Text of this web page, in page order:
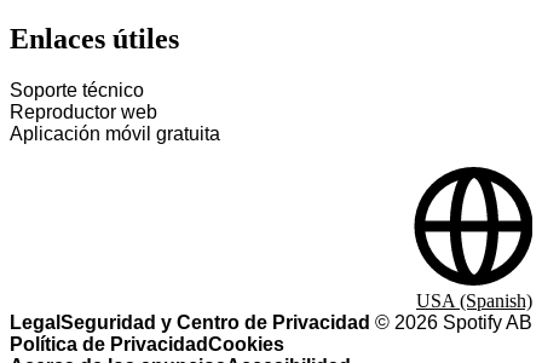
Enlaces útiles
Soporte técnico
Reproductor web
Aplicación móvil gratuita
Legal Seguridad y Centro de Privacidad
Política de PrivacidadCookies
© 2026 Spotify AB
USA (Spanish)